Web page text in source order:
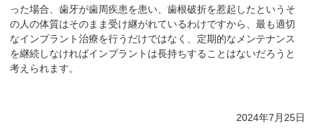
った場合、歯牙が歯周疾患を患い、歯根破折を惹起したというそ
の人の体質はそのまま受け継がれているわけですから、最も適切
なインプラント治療を行うだけではなく、定期的なメンテナンス
を継続しなければインプラントは長持ちすることはないだろうと
考えられます。
2024年7月25日